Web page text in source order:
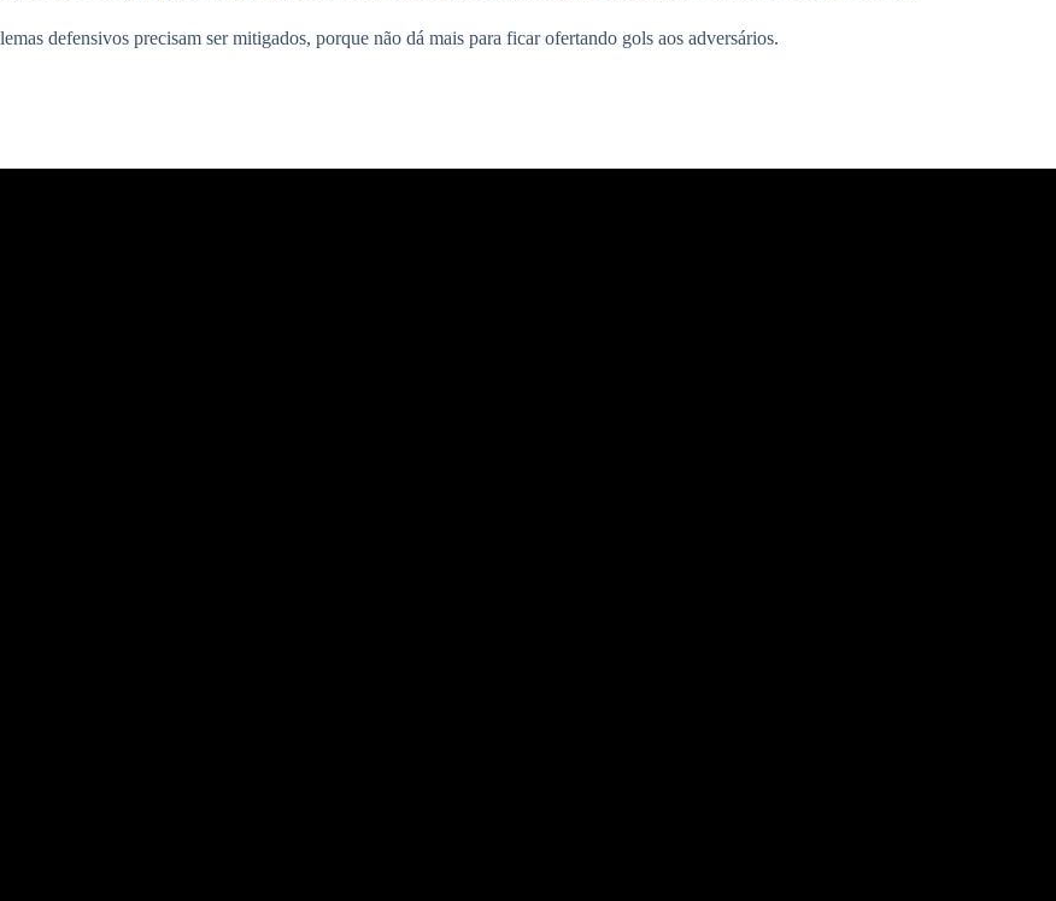
defensivos precisam ser mitigados, porque não dá mais para ficar ofertando gols aos adversários.